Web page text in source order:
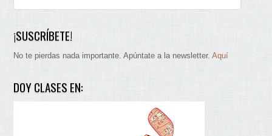
¡SUSCRÍBETE!
No te pierdas nada importante. Apúntate a la newsletter.Aquí
DOY CLASES EN: